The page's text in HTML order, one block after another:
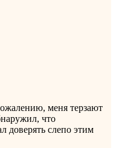
меня терзают
что
доверять слепо этим